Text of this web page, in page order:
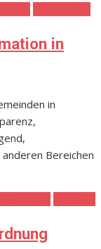
in
in
Bereichen